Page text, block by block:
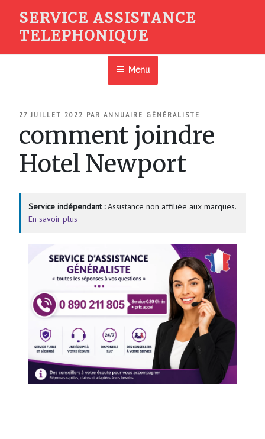
contenu
SERVICE ASSISTANCE
TELEPHONIQUE
Menu
PUBLIÉ
27 JUILLET 2022 PAR ANNUAIRE GÉNÉRALISTE
comment joindre
Hotel Newport
Service indépendant :Assistance non affiliée aux marques.
En savoir plus